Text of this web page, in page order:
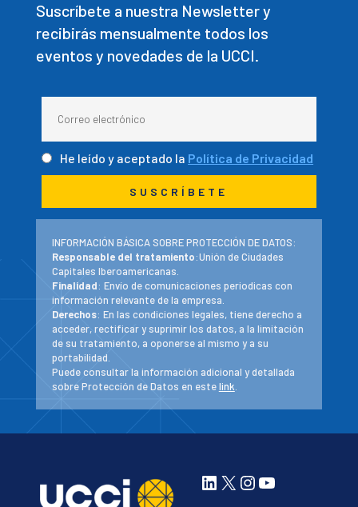
Suscríbete a nuestra Newsletter y
recibirás mensualmente todos los
eventos y novedades de la UCCI.
He leído y aceptado la Política de Privacidad
INFORMACIÓN BÁSICA SOBRE PROTECCIÓN DE DATOS:
Responsable del tratamiento:Unión de Ciudades
Capitales Iberoamericanas.
Finalidad: Envío de comunicaciones periodicas con
información relevante de la empresa.
Derechos: En las condiciones legales, tiene derecho a
acceder, rectificar y suprimir los datos, a la limitación
de su tratamiento, a oponerse al mismo y a su
portabilidad.
Puede consultar la información adicional y detallada
sobre Protección de Datos en estelink
LinkedIn
X Instagram
YouTube